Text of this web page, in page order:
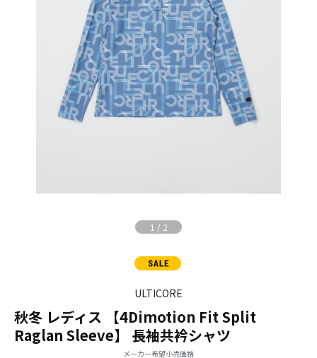
1 / 2
ULTICORE
秋冬 レディス 【4Dimotion Fit Split
Raglan Sleeve】 長袖共衿シャツ
メーカー希望小売価格